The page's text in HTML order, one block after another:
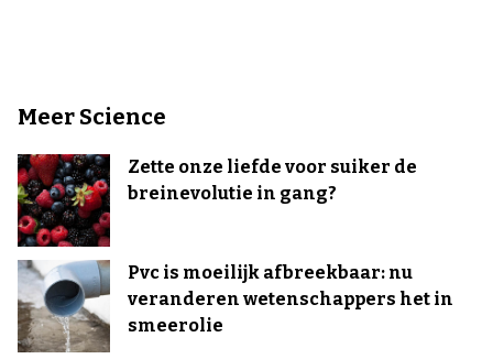
Meer Science
Zette onze liefde voor suiker de
breinevolutie in gang?
Pvc is moeilijk afbreekbaar: nu
veranderen wetenschappers het in
smeerolie